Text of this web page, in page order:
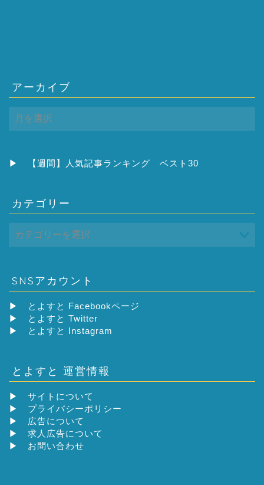
アーカイブ
ー
ブ
▶ 【週間】人気記事ランキング ベスト30
カテゴリー
SNSアカウント
▶
とよすと Facebookページ
▶
とよすと Twitter
▶
とよすと Instagram
とよすと 運営情報
▶ サイトについて
▶ プライバシーポリシー
▶ 広告について
▶ 求人広告について
▶ お問い合わせ